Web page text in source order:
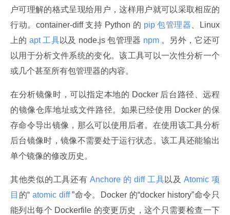
户可理解的格式呈现给用户，这样用户就可以采取相应的
行动。container-diff 支持 Python 的 pip 包管理器 、Linux
上的 apt 工具以及 node.js 包管理器 npm 。另外，它还可
以用于分析文件系统的变化。该工具可以一次性分析一个
或几个甚至所有包管理器的内容。
在分析镜像时，可以指定本地的 Docker 后台路径、远程
的镜像仓库地址或文件路径。如果已经使用 Docker 的保
存命令导出镜像，那么可以使用后者。在使用该工具分析
后台镜像时，镜像不需要处于运行状态。该工具还能输出
单个镜像的修改历史。
其他类似的工具还有 Anchore 的 diff 工具以及 Atomic 项
目 的“ atomic diff ”命令。Docker 的“docker history”命令只
能列出每个 Dockerfile 的变更历史，这个只需要检查一下